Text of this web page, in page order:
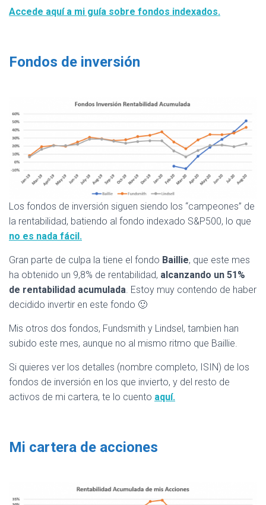
Accede aquí a mi guía sobre fondos indexados.
Fondos de inversión
Los fondos de inversión siguen siendo los “campeones” de
la rentabilidad, batiendo al fondo indexado S&P500, lo que
no es nada fácil.
Gran parte de culpa la tiene el fondo Baillie, que este mes
ha obtenido un 9,8% de rentabilidad, alcanzando un 51%
de rentabilidad acumulada. Estoy muy contendo de haber
decidido invertir en este fondo 🙂
Mis otros dos fondos, Fundsmith y Lindsel, tambien han
subido este mes, aunque no al mismo ritmo que Baillie.
Si quieres ver los detalles (nombre completo, ISIN) de los
fondos de inversión en los que invierto, y del resto de
activos de mi cartera, te lo cuento aquí.
Mi cartera de acciones